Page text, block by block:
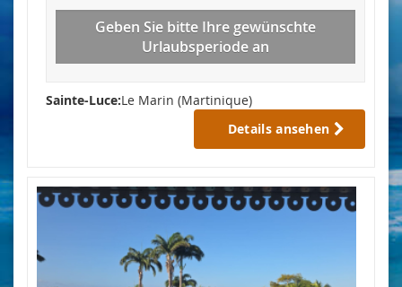
Geben Sie bitte Ihre gewünschte
Urlaubsperiode an
Sainte-Luce:Le Marin (Martinique)
Details ansehen